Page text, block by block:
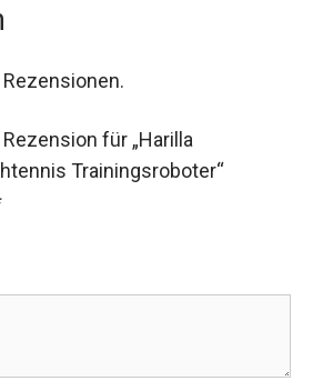
für „Harilla
Trainingsroboter“